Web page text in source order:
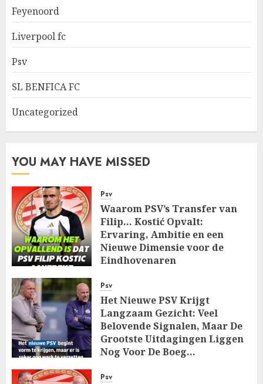
Feyenoord
Liverpool fc
Psv
SL BENFICA FC
Uncategorized
YOU MAY HAVE MISSED
Psv
Waarom PSV’s Transfer van
Filip… Kostić Opvalt:
Ervaring, Ambitie en een
Nieuwe Dimensie voor de
Eindhovenaren
Psv
Het Nieuwe PSV Krijgt
Langzaam Gezicht: Veel
Belovende Signalen, Maar De
Grootste Uitdagingen Liggen
Nog Voor De Boeg…
Psv